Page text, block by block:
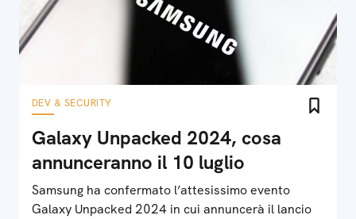
DEV & SECURITY
Galaxy Unpacked 2024, cosa
annunceranno il 10 luglio
Samsung ha confermato l’attesissimo evento
Galaxy Unpacked 2024 in cui annuncerà il lancio